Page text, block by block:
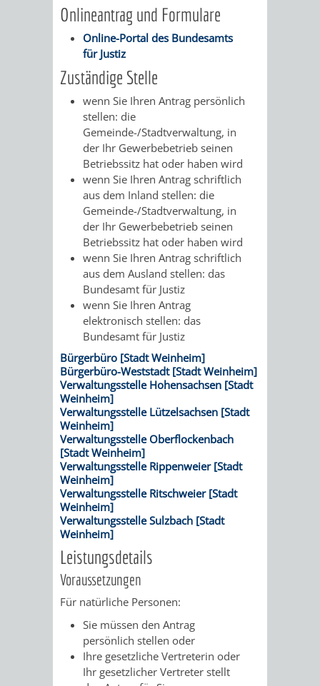
DOCH
AN
DEINE
STADT
WIEDERVERMIETUNGSPRÄMIE
BÄDER
BAU)
GEBÄUDEBETRIEB
AMT
FÜR
FÜR
FÜR
Onlineantrag und Formulare
Online-Portal des Bundesamts
für Justiz
Zuständige Stelle
wenn Sie Ihren Antrag persönlich
stellen: die
Gemeinde-/Stadtverwaltung, in
der Ihr Gewerbebetrieb seinen
Betriebssitz hat oder haben wird
wenn Sie Ihren Antrag schriftlich
aus dem Inland stellen: die
Gemeinde-/Stadtverwaltung, in
der Ihr Gewerbebetrieb seinen
Betriebssitz hat oder haben wird
wenn Sie Ihren Antrag schriftlich
aus dem Ausland stellen: das
Bundesamt für Justiz
wenn Sie Ihren Antrag
elektronisch stellen: das
Bundesamt für Justiz
Bürgerbüro [Stadt Weinheim]
Bürgerbüro-Weststadt [Stadt Weinheim]
Verwaltungsstelle Hohensachsen [Stadt
Weinheim]
Verwaltungsstelle Lützelsachsen [Stadt
Weinheim]
Verwaltungsstelle Oberflockenbach
[Stadt Weinheim]
Verwaltungsstelle Rippenweier [Stadt
Weinheim]
Verwaltungsstelle Ritschweier [Stadt
Weinheim]
Verwaltungsstelle Sulzbach [Stadt
Weinheim]
Leistungsdetails
Voraussetzungen
Für natürliche Personen:
Sie müssen den Antrag
persönlich stellen oder
Ihre gesetzliche Vertreterin oder
Ihr gesetzlicher Vertreter stellt